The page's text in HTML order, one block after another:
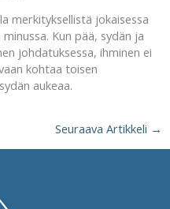
merkityksellistä jokaisessa
Kun pää, sydän ja
johdatuksessa, ihminen ei
kohtaa toisen
aukeaa.
Seuraava Artikkeli →